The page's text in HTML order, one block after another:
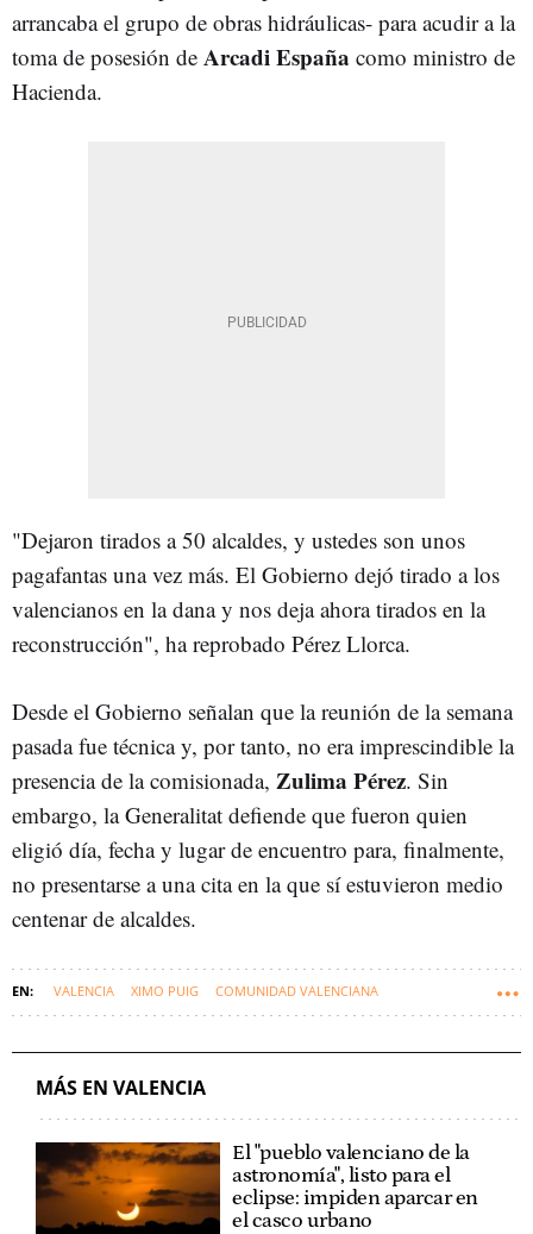
arrancaba el grupo de obras hidráulicas- para acudir a la
toma de posesión de Arcadi España como ministro de
Hacienda.
"Dejaron tirados a 50 alcaldes, y ustedes son unos
pagafantas una vez más. El Gobierno dejó tirado a los
valencianos en la dana y nos deja ahora tirados en la
reconstrucción", ha reprobado Pérez Llorca.
Desde el Gobierno señalan que la reunión de la semana
pasada fue técnica y, por tanto, no era imprescindible la
presencia de la comisionada, Zulima Pérez. Sin
embargo, la Generalitat defiende que fueron quien
eligió día, fecha y lugar de encuentro para, finalmente,
no presentarse a una cita en la que sí estuvieron medio
centenar de alcaldes.
VALENCIA XIMO PUIG COMUNIDAD VALENCIANA
MÁS EN VALENCIA
El "pueblo valenciano de la
astronomía", listo para el
eclipse: impiden aparcar en
el casco urbano